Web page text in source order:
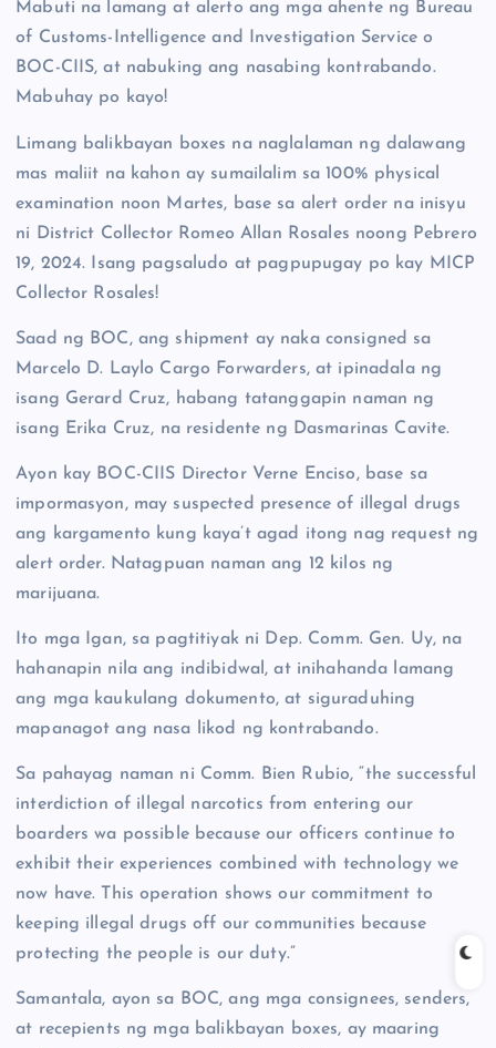
Mabuti na lamang at alerto ang mga ahente ng Bureau
of Customs-Intelligence and Investigation Service o
BOC-CIIS, at nabuking ang nasabing kontrabando.
Mabuhay po kayo!
Limang balikbayan boxes na naglalaman ng dalawang
mas maliit na kahon ay sumailalim sa 100% physical
examination noon Martes, base sa alert order na inisyu
ni District Collector Romeo Allan Rosales noong Pebrero
19, 2024. Isang pagsaludo at pagpupugay po kay MICP
Collector Rosales!
Saad ng BOC, ang shipment ay naka consigned sa
Marcelo D. Laylo Cargo Forwarders, at ipinadala ng
isang Gerard Cruz, habang tatanggapin naman ng
isang Erika Cruz, na residente ng Dasmarinas Cavite.
Ayon kay BOC-CIIS Director Verne Enciso, base sa
impormasyon, may suspected presence of illegal drugs
ang kargamento kung kaya’t agad itong nag request ng
alert order. Natagpuan naman ang 12 kilos ng
marijuana.
Ito mga Igan, sa pagtitiyak ni Dep. Comm. Gen. Uy, na
hahanapin nila ang indibidwal, at inihahanda lamang
ang mga kaukulang dokumento, at siguraduhing
mapanagot ang nasa likod ng kontrabando.
Sa pahayag naman ni Comm. Bien Rubio, “the successful
interdiction of illegal narcotics from entering our
boarders wa possible because our officers continue to
exhibit their experiences combined with technology we
now have. This operation shows our commitment to
keeping illegal drugs off our communities because
protecting the people is our duty.”
Samantala, ayon sa BOC, ang mga consignees, senders,
at recepients ng mga balikbayan boxes, ay maaring